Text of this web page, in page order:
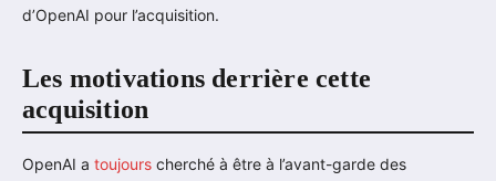
d’OpenAI pour l’acquisition.
Les motivations derrière cette
acquisition
OpenAI a toujours cherché à être à l’avant-garde des